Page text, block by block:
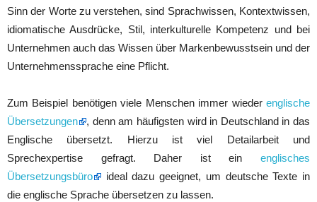
Sinn der Worte zu verstehen, sind Sprachwissen, Kontextwissen,
idiomatische Ausdrücke, Stil, interkulturelle Kompetenz und bei
Unternehmen auch das Wissen über Markenbewusstsein und der
Unternehmenssprache eine Pflicht.
Zum Beispiel benötigen viele Menschen immer wieder englische
Übersetzungen
, denn am häufigsten wird in Deutschland in das
Englische übersetzt. Hierzu ist viel Detailarbeit und
Sprechexpertise gefragt. Daher ist ein englisches
Übersetzungsbüro
ideal dazu geeignet, um deutsche Texte in
die englische Sprache übersetzen zu lassen.